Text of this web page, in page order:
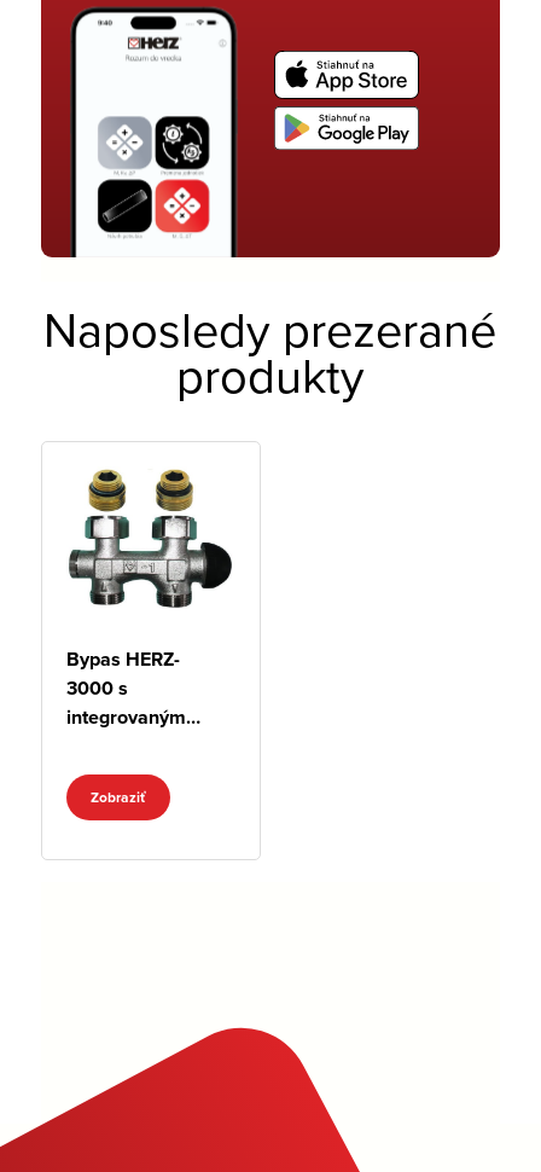
Naposledy prezerané
produkty
Bypas HERZ-
3000 s
integrovaným
ventilom, priamy
Zobraziť